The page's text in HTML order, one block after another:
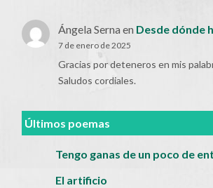
Ángela Serna en Desde dónde
7 de enero de 2025
Gracias por deteneros en mis
Saludos cordiales.
Últimos poemas
Tengo ganas de un poco de
El artificio